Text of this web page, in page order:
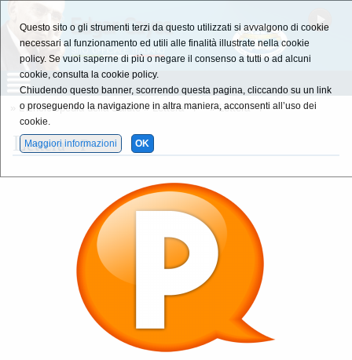
L'Enciclopedia della Salute » Lettera - P - »Lettera - P -
Lettera - P -
Questo sito o gli strumenti terzi da questo utilizzati si avvalgono di cookie
necessari al funzionamento ed utili alle finalità illustrate nella cookie
policy. Se vuoi saperne di più o negare il consenso a tutti o ad alcuni
cookie, consulta la cookie policy.
Chiudendo questo banner, scorrendo questa pagina, cliccando su un link
o proseguendo la navigazione in altra maniera, acconsenti all’uso dei
cookie.
Maggiori informazioni
OK